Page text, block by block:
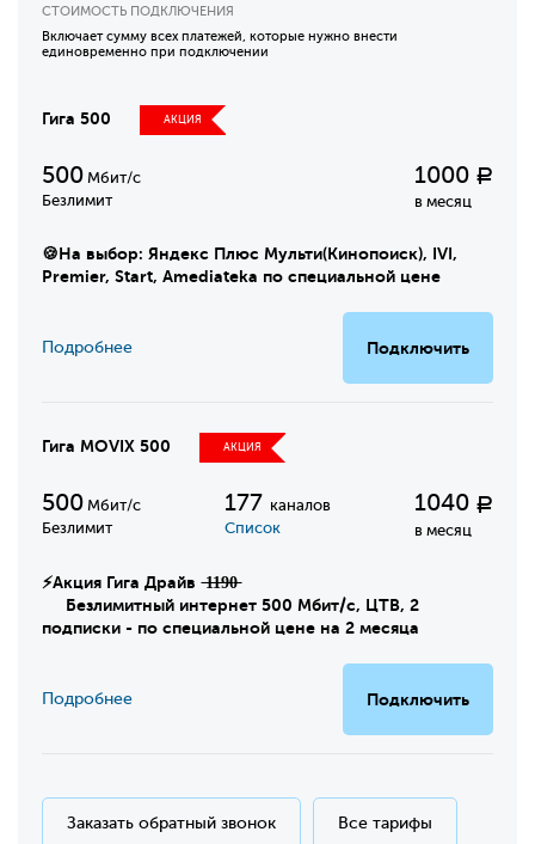
СТОИМОСТЬ ПОДКЛЮЧЕНИЯ
Включает сумму всех платежей, которые нужно внести
единовременно при подключении
Гига 500 АКЦИЯ
500 Мбит/с
Безлимит
1000 Р
в месяц
🍪На выбор: Яндекс Плюс Мульти(Кинопоиск), IVI,
Premier, Start, Amediateka по специальной цене
Подключить
Подробнее
Гига MOVIX 500 АКЦИЯ
500 Мбит/с
Безлимит
177 каналов
Список
1040 Р
в месяц
⚡Акция Гига Драйв ̶1̶1̶9̶0̶
Безлимитный интернет 500 Мбит/с, ЦТВ, 2
подписки - по специальной цене на 2 месяца
Подключить
Подробнее
Заказать обратный звонок Все тарифы